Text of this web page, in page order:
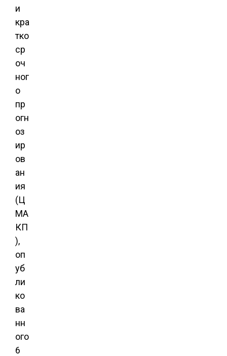
и
кра
тко
ср
оч
ног
о
пр
огн
оз
ир
ов
ан
ия
(Ц
МА
КП
),
оп
уб
ли
ко
ва
нн
ого
6